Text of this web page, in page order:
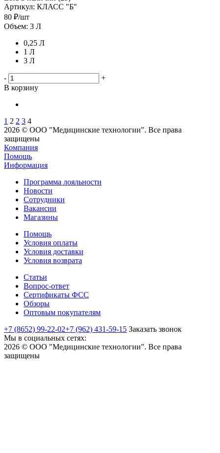
Артикул: КЛАСС "Б"
80 ₽/шт
Объем: 3 Л
0,25 Л
1 Л
3 Л
-
+
В корзину
1 2 2 3 4
2026 © ООО "Медицинские технологии". Все права
защищены
Компания
Помощь
Информация
Программа лояльности
Новости
Сотрудники
Вакансии
Магазины
Помощь
Условия оплаты
Условия доставки
Условия возврата
Статьи
Вопрос-ответ
Сертификаты ФСС
Обзоры
Оптовым покупателям
+7 (8652) 99-22-02+7 (962) 431-59-15 Заказать звонок
Мы в социальных сетях:
2026 © ООО "Медицинские технологии". Все права
защищены